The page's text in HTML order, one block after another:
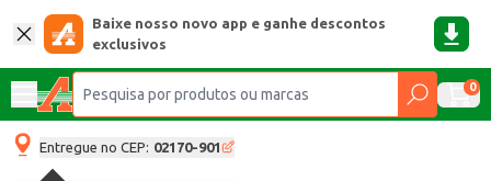
Baixe nosso novo app e ganhe descontos
exclusivos
0
Entregue no CEP: 02170-901